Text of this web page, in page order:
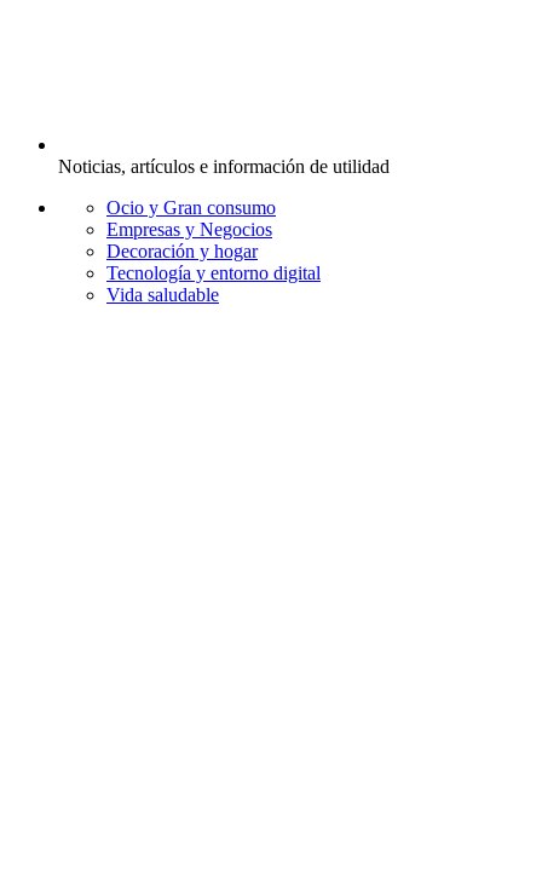
Noticias, artículos e información de utilidad
Ocio y Gran consumo
Empresas y Negocios
Decoración y hogar
Tecnología y entorno digital
Vida saludable